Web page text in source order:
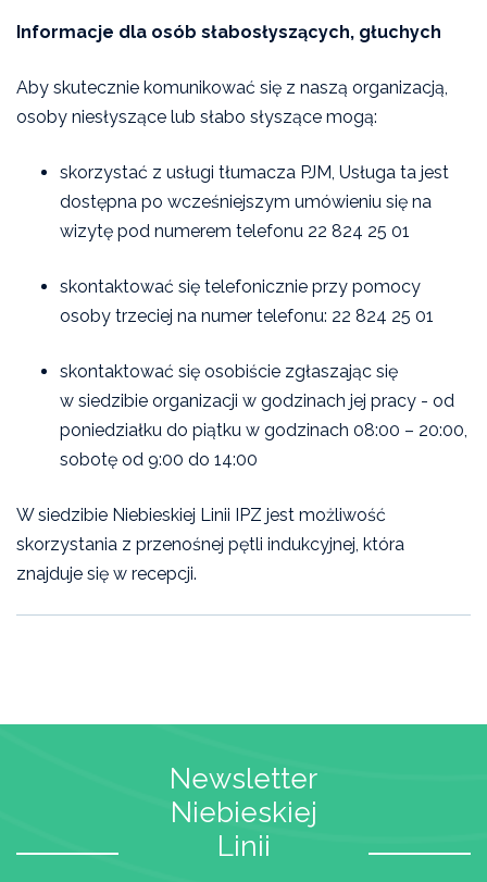
Informacje dla osób słabosłyszących, głuchych
Aby skutecznie komunikować się z naszą organizacją,
osoby niesłyszące lub słabo słyszące mogą:
skorzystać z usługi tłumacza PJM, Usługa ta jest
dostępna po wcześniejszym umówieniu się na
wizytę pod numerem telefonu 22 824 25 01
skontaktować się telefonicznie przy pomocy
osoby trzeciej na numer telefonu: 22 824 25 01
skontaktować się osobiście zgłaszając się
w siedzibie organizacji w godzinach jej pracy - od
poniedziałku do piątku w godzinach 08:00 – 20:00,
sobotę od 9:00 do 14:00
W siedzibie Niebieskiej Linii IPZ jest możliwość
skorzystania z przenośnej pętli indukcyjnej, która
znajduje się w recepcji.
Newsletter
Niebieskiej
Linii